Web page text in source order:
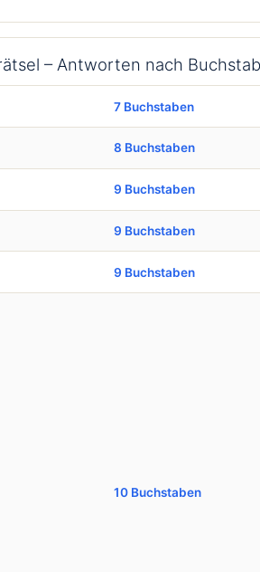
– Antworten nach
7 Buchstaben
8 Buchstaben
9 Buchstaben
9 Buchstaben
9 Buchstaben
10 Buchstaben